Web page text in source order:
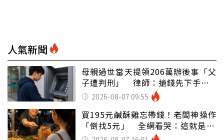
人氣新聞
母親過世當天提領206萬辦後事「父
子遭判刑」 律師：搶錢先下手是
罪 2026-08-07 09:55
買195元鹹酥雞忘帶錢！老闆神操作
「倒找5元」 全網看哭：這就是台
灣